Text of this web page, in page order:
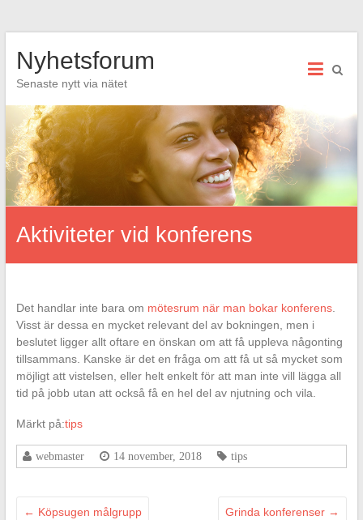
innehåll
Nyhetsforum
Senaste nytt via nätet
Aktiviteter vid konferens
Det handlar inte bara om mötesrum när man bokar konferens.
Visst är dessa en mycket relevant del av bokningen, men i
beslutet ligger allt oftare en önskan om att få uppleva någonting
tillsammans. Kanske är det en fråga om att få ut så mycket som
möjligt att vistelsen, eller helt enkelt för att man inte vill lägga all
tid på jobb utan att också få en hel del av njutning och vila.
Märkt på:tips
webmaster 14 november, 2018 tips
← Köpsugen målgrupp Grinda konferenser →